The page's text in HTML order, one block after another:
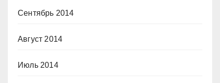
Сентябрь 2014
Август 2014
Июль 2014